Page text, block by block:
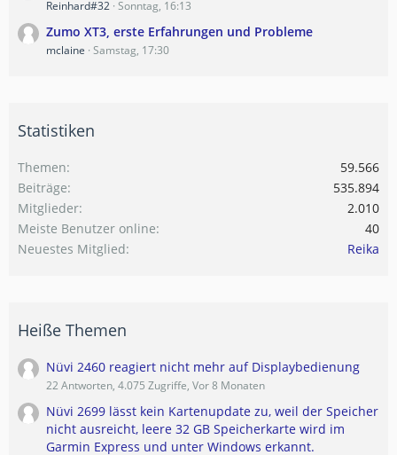
Reinhard#32 Sonntag, 16:13
Zumo XT3, erste Erfahrungen und Probleme
mclaine Samstag, 17:30
Statistiken
Themen
59.566
Beiträge
535.894
Mitglieder
2.010
Meiste Benutzer online
40
Neuestes Mitglied
Reika
Heiße Themen
Nüvi 2460 reagiert nicht mehr auf Displaybedienung
22 Antworten, 4.075 Zugriffe, Vor 8 Monaten
Nüvi 2699 lässt kein Kartenupdate zu, weil der Speicher
nicht ausreicht, leere 32 GB Speicherkarte wird im
Garmin Express und unter Windows erkannt.